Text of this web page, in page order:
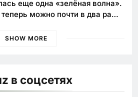
еще одна «зелёная волна».
можно почти в два раза
SHOW MORE
в соцсетях